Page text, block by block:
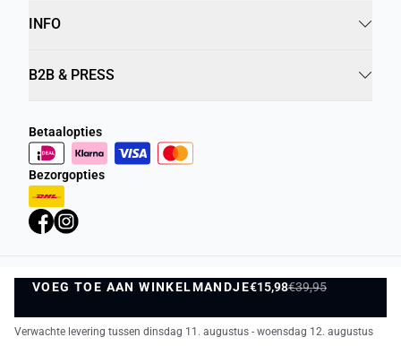
VOEG TOE AAN WINKELMANDJE€15,98€39,95
VOEG TOE AAN WINKELMANDJE
Verwachte levering tussen dinsdag 11. augustus - woensdag 12. augustus
INFO
B2B & PRESS
Betaalopties
Bezorgopties
Privacybeleid Algemene Voorwaarden